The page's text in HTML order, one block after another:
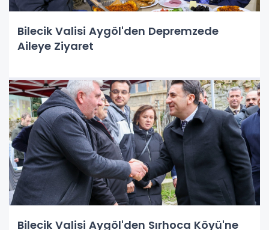
Bilecik Valisi Aygöl'den Depremzede
Aileye Ziyaret
Bilecik Valisi Aygöl'den Sırhoca Köyü'ne